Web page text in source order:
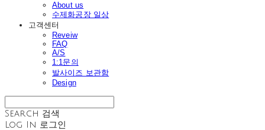
About us
수제화공장 일상
고객센터
Reveiw
FAQ
A/S
1:1문의
발사이즈 보관함
Design
Search 검색
Log In 로그인